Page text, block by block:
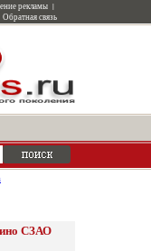
рекламы |
Обратная связь
СЗАО